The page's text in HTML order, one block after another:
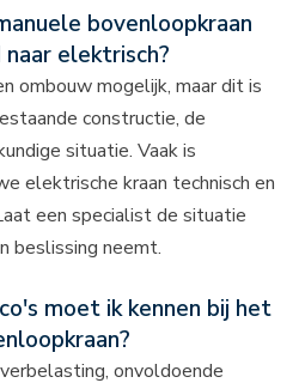
bovenloopkraan
elektrisch?
ombouw mogelijk, maar dit is
constructie, de
situatie. Vaak is
elektrische kraan technisch en
een specialist de situatie
beslissing neemt.
moet ik kennen bij het
onvoldoende